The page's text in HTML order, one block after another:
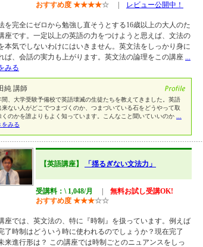
おすすめ度 ★★★★☆ レビュー公開中！
を完全にゼロから勉強し直そうとする16歳以上の大人のた
座です。一定以上の英語の力をつけようと思えば、文法の
本気でしないわけにはいきません。英文法をしっかり身に
ば、会話の実力も上がります。英文法の論理をこの講座 ...
みる
純 講師
間、大学受験予備校で英語壊滅の生徒たちを教えてきました。英語
来ない人がどこでつまづくのか、つまづいている石をどうやって取
くのかを誰よりもよく知っています。こんなこと聞いていいのか
をみる
【英語講座】 「揺るぎない文法力」
受講料：\ 1,048/月
無料お試し受講OK!
おすすめ度 ★★★☆☆
座では、英文法の、特に『時制』を扱っています。例えば
了時制はどういう時に使われるのでしょうか？現在完了
来進行形は？ この講座では時制ごとのニュアンスをしっ